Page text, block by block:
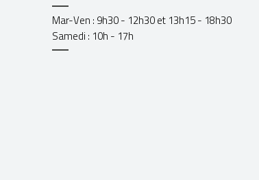
Mar-Ven : 9h30 - 12h30 et 13h15 - 18h30
Samedi : 10h - 17h